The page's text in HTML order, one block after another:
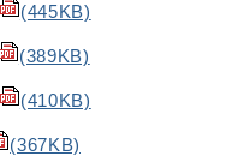
(445KB)
(389KB)
(410KB)
(367KB)